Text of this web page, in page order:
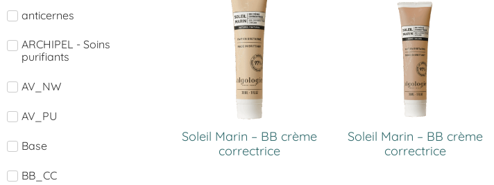
anticernes
ARCHIPEL - Soins
purifiants
AV_NW
AV_PU
Base
BB_CC
Soleil Marin – BB crème
correctrice
Soleil Marin – BB crème
correctrice